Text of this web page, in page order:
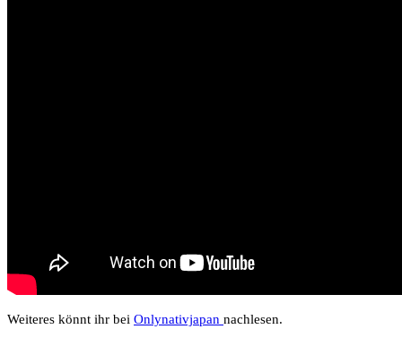
Weiteres könnt ihr bei Onlynativjapan nachlesen.